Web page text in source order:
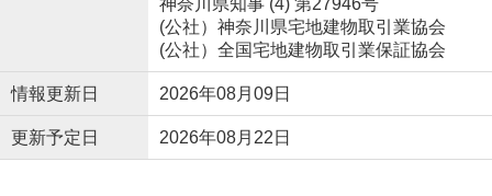
神奈川県知事 (4) 第27946号
(公社）神奈川県宅地建物取引業協会
(公社）全国宅地建物取引業保証協会
情報更新日 2026年08月09日
更新予定日 2026年08月22日